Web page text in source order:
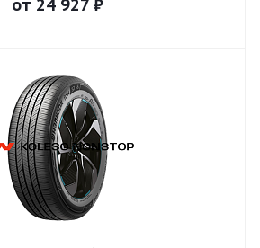
от 24 927 ₽